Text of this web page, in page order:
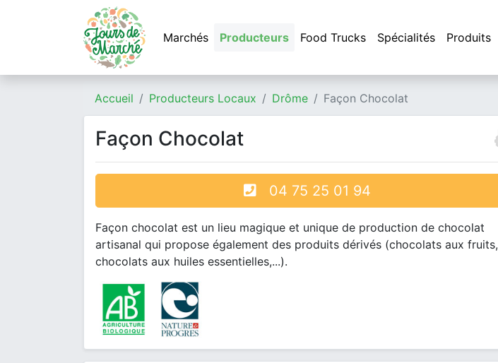
Marchés Producteurs Food Trucks Spécialités Produits
Accueil Producteurs Locaux Drôme Façon Chocolat
Façon Chocolat
04 75 25 01 94
Façon chocolat est un lieu magique et unique de production de chocolat
artisanal qui propose également des produits dérivés (chocolats aux fruits,
chocolats aux huiles essentielles,...).